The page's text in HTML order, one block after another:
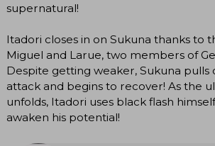
supernatural!
Itadori closes in on Sukuna thanks to
Miguel and Larue, two members of
Despite getting weaker, Sukuna pulls
attack and begins to recover! As the
unfolds, Itadori uses black flash
awaken his potential!